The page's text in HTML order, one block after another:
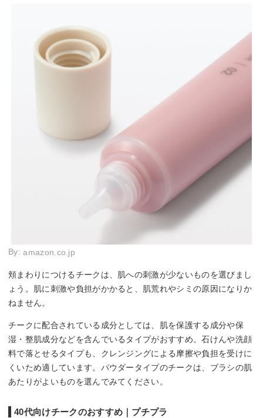
By:amazon.co.jp
頬まわりにつけるチークは、肌への刺激が少ないものを選びまし
ょう。肌に刺激や負担がかかると、肌荒れやシミの原因になりか
ねません。
チークに配合されている成分としては、肌を保護する成分や保
湿・整肌成分などを含んでいるタイプがおすすめ。石けんや洗顔
料で落とせるタイプも、クレンジングによる摩擦や負担を受けに
くいため適しています。パウダータイプのチークは、ブラシの肌
あたりがよいものを選んでみてください。
40代向けチークのおすすめ｜プチプラ